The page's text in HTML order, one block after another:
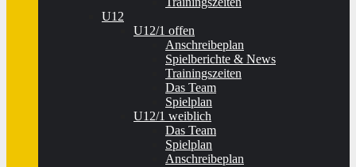
U12
U12/1 offen
Anschreibeplan
Spielberichte & News
Trainingszeiten
Das Team
Spielplan
U12/1 weiblich
Das Team
Spielplan
Anschreibeplan